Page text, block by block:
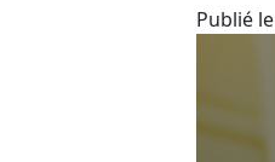
Publié le